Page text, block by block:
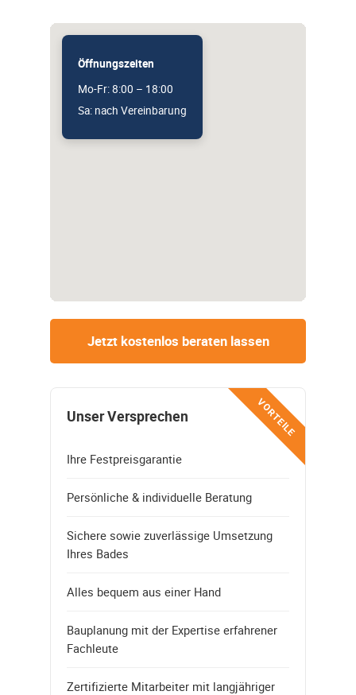
Öffnungszeiten
Mo-Fr: 8:00 – 18:00
Sa: nach Vereinbarung
Jetzt kostenlos beraten lassen
VORTEILE
Unser Versprechen
Ihre Festpreisgarantie
Persönliche & individuelle Beratung
Sichere sowie zuverlässige Umsetzung
Ihres Bades
Alles bequem aus einer Hand
Bauplanung mit der Expertise erfahrener
Fachleute
Zertifizierte Mitarbeiter mit langjähriger